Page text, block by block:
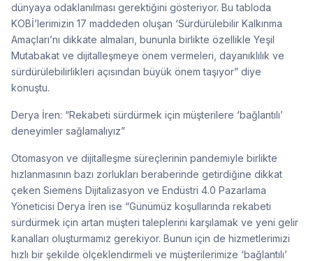
dünyaya odaklanılması gerektiğini gösteriyor. Bu tabloda
KOBİ’lerimizin 17 maddeden oluşan ‘Sürdürülebilir Kalkınma
Amaçları’nı dikkate almaları, bununla birlikte özellikle Yeşil
Mutabakat ve dijitalleşmeye önem vermeleri, dayanıklılık ve
sürdürülebilirlikleri açısından büyük önem taşıyor” diye
konuştu.
Derya İren: “Rekabeti sürdürmek için müşterilere ‘bağlantılı’
deneyimler sağlamalıyız”
Otomasyon ve dijitalleşme süreçlerinin pandemiyle birlikte
hızlanmasının bazı zorlukları beraberinde getirdiğine dikkat
çeken Siemens Dijitalizasyon ve Endüstri 4.0 Pazarlama
Yöneticisi Derya İren ise “Günümüz koşullarında rekabeti
sürdürmek için artan müşteri taleplerini karşılamak ve yeni gelir
kanalları oluşturmamız gerekiyor. Bunun için de hizmetlerimizi
hızlı bir şekilde ölçeklendirmeli ve müşterilerimize ‘bağlantılı’